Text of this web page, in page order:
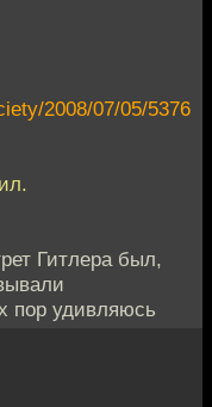
2008/07/05/5376
Гитлера был,
пор удивляюсь